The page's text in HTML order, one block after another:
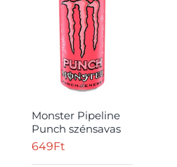
Monster Pipeline
Punch szénsavas
ital koffeinnel,
649Ft